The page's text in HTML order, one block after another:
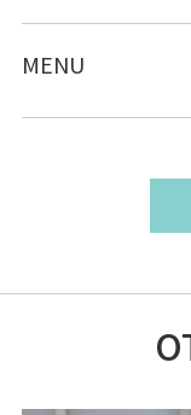
MENU